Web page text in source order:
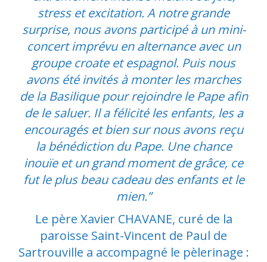
stress et excitation. A notre grande
surprise, nous avons participé à un mini-
concert imprévu en alternance avec un
groupe croate et espagnol. Puis nous
avons été invités à monter les marches
de la Basilique pour rejoindre le Pape afin
de le saluer. Il a félicité les enfants, les a
encouragés et bien sur nous avons reçu
la bénédiction du Pape. Une chance
inouïe et un grand moment de grâce, ce
fut le plus beau cadeau des enfants et le
mien.”
Le père Xavier CHAVANE, curé de la
paroisse Saint-Vincent de Paul de
Sartrouville a accompagné le pèlerinage :